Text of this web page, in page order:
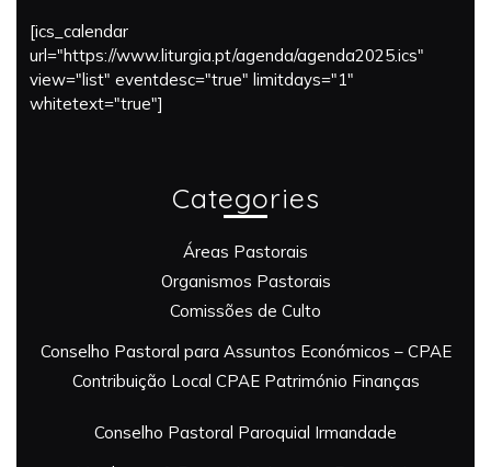
[ics_calendar
url="https://www.liturgia.pt/agenda/agenda2025.ics"
view="list" eventdesc="true" limitdays="1"
whitetext="true"]
Categories
Áreas Pastorais
Organismos Pastorais
Comissões de Culto
Conselho Pastoral para Assuntos Económicos – CPAE
Contribuição Local CPAE Património Finanças
Conselho Pastoral Paroquial Irmandade